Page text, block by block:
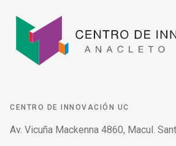
CENTRO DE INNOVACIÓN UC
Av. Vicuña Mackenna 4860, Macul.